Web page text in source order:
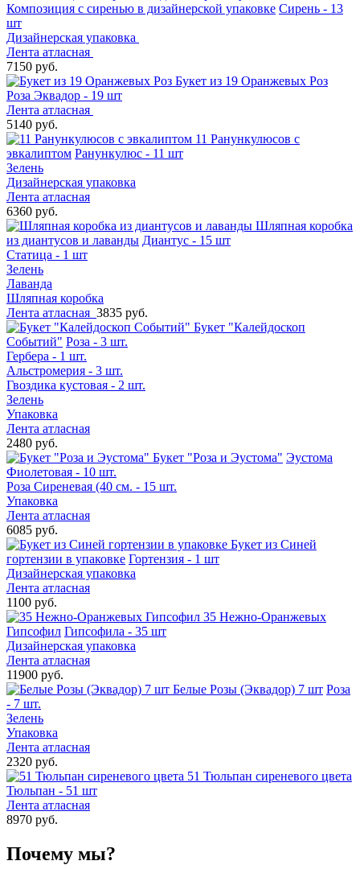
Композиция с сиренью в дизайнерской упаковке Сирень - 13
шт
Дизайнерская упаковка
Лента атласная
7150 руб.
Букет из 19 Оранжевых Роз
Роза Эквадор - 19 шт
Лента атласная
5140 руб.
11 Ранункулюсов с
эвкалиптом Ранункулюс - 11 шт
Зелень
Дизайнерская упаковка
Лента атласная
6360 руб.
Шляпная коробка
из диантусов и лаванды Диантус - 15 шт
Статица - 1 шт
Зелень
Лаванда
Шляпная коробка
Лента атласная 3835 руб.
Букет "Калейдоскоп
Событий" Роза - 3 шт.
Гербера - 1 шт.
Альстромерия - 3 шт.
Гвоздика кустовая - 2 шт.
Зелень
Упаковка
Лента атласная
2480 руб.
Букет "Роза и Эустома" Эустома
Фиолетовая - 10 шт.
Роза Сиреневая (40 см. - 15 шт.
Упаковка
Лента атласная
6085 руб.
Букет из Синей
гортензии в упаковке Гортензия - 1 шт
Дизайнерская упаковка
Лента атласная
1100 руб.
35 Нежно-Оранжевых
Гипсофил Гипсофила - 35 шт
Дизайнерская упаковка
Лента атласная
11900 руб.
Белые Розы (Эквадор) 7 шт Роза
- 7 шт.
Зелень
Упаковка
Лента атласная
2320 руб.
51 Тюльпан сиреневого цвета
Тюльпан - 51 шт
Лента атласная
8970 руб.
Почему мы?